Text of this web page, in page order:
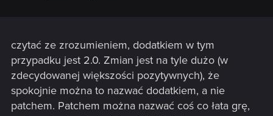
czytać ze zrozumieniem, dodatkiem w tym
przypadku jest 2.0. Zmian jest na tyle dużo (w
zdecydowanej większości pozytywnych), że
spokojnie można to nazwać dodatkiem, a nie
patchem. Patchem można nazwać coś co łata grę,